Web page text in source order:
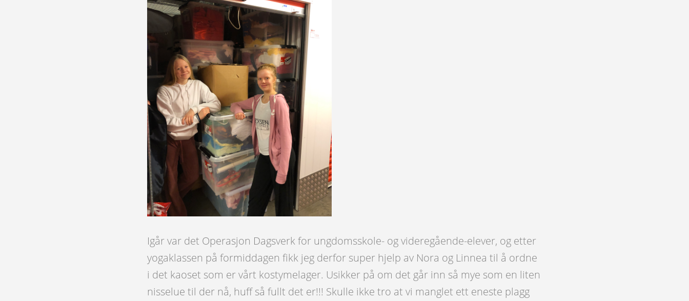
Igår var det Operasjon Dagsverk for ungdomsskole- og videregående-elever, og etter
yogaklassen på formiddagen fikk jeg derfor super hjelp av Nora og Linnea til å ordne
i det kaoset som er vårt kostymelager. Usikker på om det går inn så mye som en liten
nisselue til der nå, huff så fullt det er!!! Skulle ikke tro at vi manglet ett eneste plagg